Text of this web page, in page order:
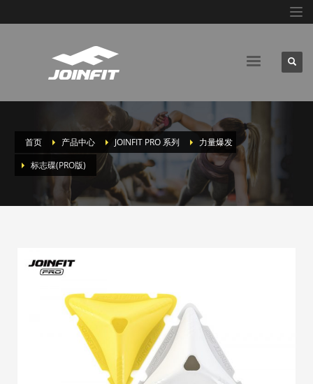
首页 产品中心 JOINFIT PRO 系列
力量爆发
标志碟(PRO版)